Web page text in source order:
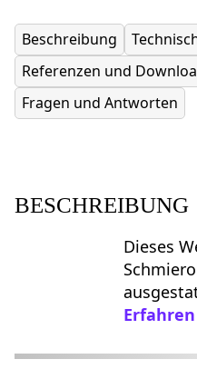
Beschreibung
Referenzen und
Fragen und Antworten
BESCHREIBUNG
Dieses